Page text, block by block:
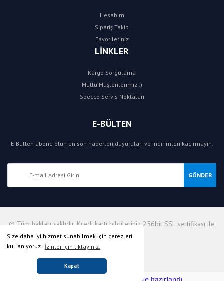
Size daha iyi hizmet sunabilmek için çerezleri
kullanıyoruz. İzinler için tıklayınız.
Kapat
Hesabım
Sipariş Takip
Favorileriniz
LİNKLER
Kargo Sorgulama
Mutlu Müşterilerimiz :)
Specco Servis Noktaları
E-BÜLTEN
E-Bülten abone olun en son haberleri,duyuruları ve indirimleri kaçırmayın.
GÖNDER
© Tüm hakları saklıdır. Kredi kartı bilgileriniz 256bit SSL sertifikası ile
korunmaktadır.